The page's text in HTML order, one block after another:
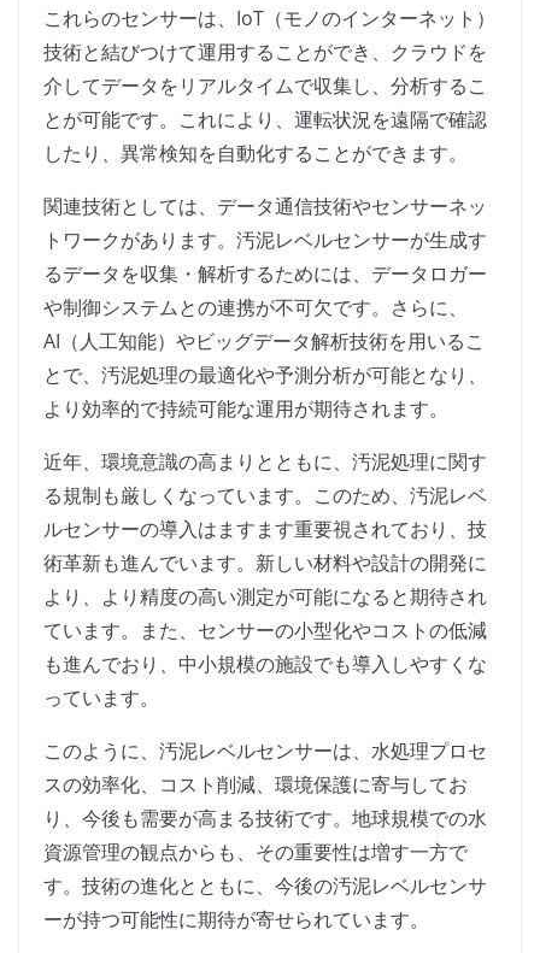
これらのセンサーは、IoT（モノのインターネット）
技術と結びつけて運用することができ、クラウドを
介してデータをリアルタイムで収集し、分析するこ
とが可能です。これにより、運転状況を遠隔で確認
したり、異常検知を自動化することができます。
関連技術としては、データ通信技術やセンサーネッ
トワークがあります。汚泥レベルセンサーが生成す
るデータを収集・解析するためには、データロガー
や制御システムとの連携が不可欠です。さらに、
AI（人工知能）やビッグデータ解析技術を用いるこ
とで、汚泥処理の最適化や予測分析が可能となり、
より効率的で持続可能な運用が期待されます。
近年、環境意識の高まりとともに、汚泥処理に関す
る規制も厳しくなっています。このため、汚泥レベ
ルセンサーの導入はますます重要視されており、技
術革新も進んでいます。新しい材料や設計の開発に
より、より精度の高い測定が可能になると期待され
ています。また、センサーの小型化やコストの低減
も進んでおり、中小規模の施設でも導入しやすくな
っています。
このように、汚泥レベルセンサーは、水処理プロセ
スの効率化、コスト削減、環境保護に寄与してお
り、今後も需要が高まる技術です。地球規模での水
資源管理の観点からも、その重要性は増す一方で
す。技術の進化とともに、今後の汚泥レベルセンサ
ーが持つ可能性に期待が寄せられています。